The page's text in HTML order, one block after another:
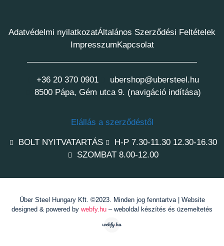
Adatvédelmi nyilatkozatÁltalános Szerződési Feltételek
Impresszum Kapcsolat
+36 20 370 0901
ubershop@ubersteel.hu
8500 Pápa, Gém utca 9. (navigáció indítása)
Elállás a szerződéstől
BOLT NYITVATARTÁS
H-P 7.30-11.30 12.30-16.30
SZOMBAT 8.00-12.00
Über Steel Hungary Kft. ©2023. Minden jog fenntartva | Website
designed & powered by webfy.hu – weboldal készítés és üzemeltetés